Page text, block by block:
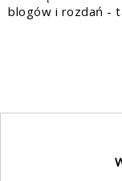
blogów i rozdań -